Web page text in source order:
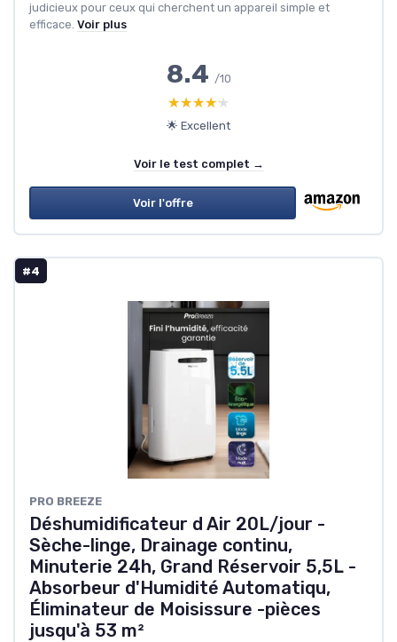
judicieux pour ceux qui cherchent un appareil simple et
efficace. Voir plus
8.4 /10
★★★★★
★★★★★
🌟 Excellent
Voir le test complet →
Voir l'offre
#4
‎PRO BREEZE
Déshumidificateur d Air 20L/jour -
Sèche-linge, Drainage continu,
Minuterie 24h, Grand Réservoir 5,5L -
Absorbeur d'Humidité Automatiqu,
Éliminateur de Moisissure -pièces
jusqu'à 53 m²